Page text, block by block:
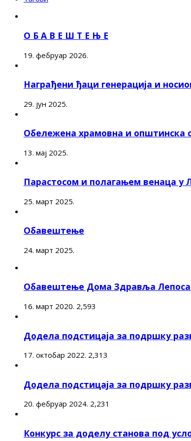
О Б А В Е Ш Т Е Њ Е
19. фебруар 2026.
Награђени ђаци генерација и
29. јун 2025.
Обележена храмовна и општинска
13. мај 2025.
Парастосом и полагањем венаца у
25. март 2025.
Обавештење
24. март 2025.
Обавештење Дома Здравља
16. март 2020. 2,593
Додела подстицаја за подршку
17. октобар 2022. 2,313
Додела подстицаја за подршку
20. фебруар 2024. 2,231
Конкурс за доделу станова под